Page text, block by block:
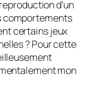
d’un
comportements
certains jeux
? Pour cette
mon